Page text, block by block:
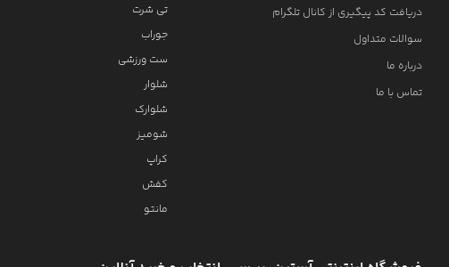
دریافت کد پیگیری از کانال تلگرام
سوالات متداول
درباره ما
تماس با ما
تی شرت
جوراب
ست ورزشی
شلوار
شلوارک
شومیز
کراپ
کفش
مانتو